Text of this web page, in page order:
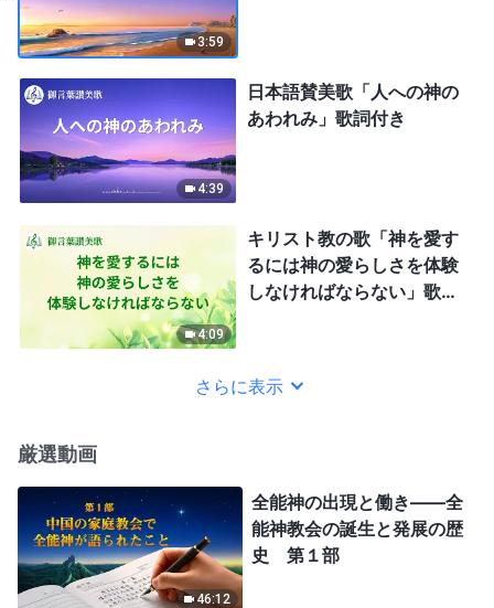
3:59
4:39
日本語賛美歌「人への神の
あわれみ」歌詞付き
4:09
キリスト教の歌「神を愛す
るには神の愛らしさを体験
しなければならない」歌詞
さらに表示
厳選動画
46:12
全能神の出現と働き——全
能神教会の誕生と発展の歴
史 第１部